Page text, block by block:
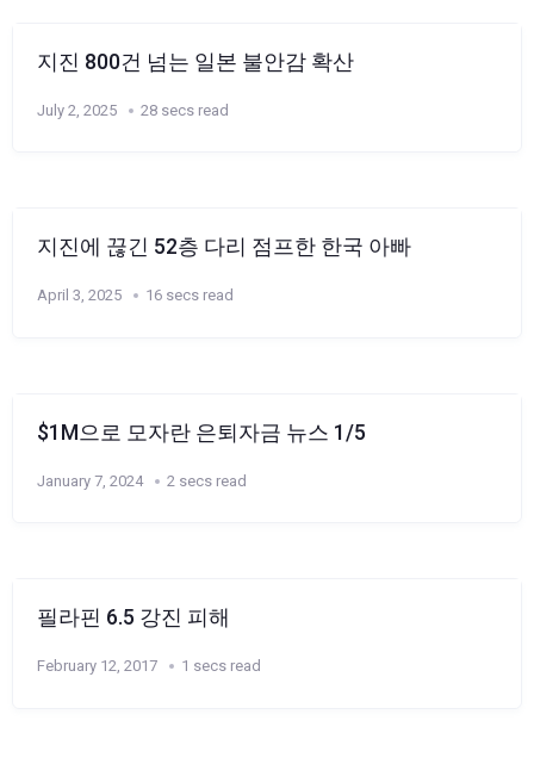
지진 800건 넘는 일본 불안감 확산
July 2, 2025 28 secs read
지진에 끊긴 52층 다리 점프한 한국 아빠
April 3, 2025 16 secs read
$1M으로 모자란 은퇴자금 뉴스 1/5
January 7, 2024 2 secs read
필라핀 6.5 강진 피해
February 12, 2017 1 secs read